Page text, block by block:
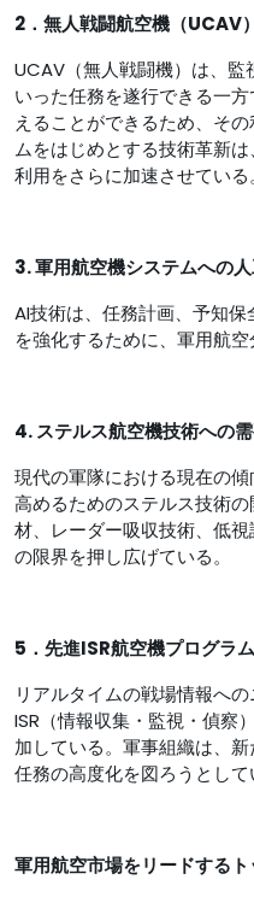
2．無人戦闘航空機（UCAV
UCAV（無人戦闘機）は、監
いった任務を遂行できる一
えることができるため、そ
ムをはじめとする技術革新
利用をさらに加速させている。
3. 軍用航空機システムへの
AI技術は、任務計画、予知
を強化するために、軍用航空
4. ステルス航空機技術への
現代の軍隊における現在の
高めるためのステルス技術
材、レーダー吸収技術、低
の限界を押し広げている。
5．先進ISR航空機プログラ
リアルタイムの戦場情報へ
ISR（情報収集・監視・偵察
加している。軍事組織は、
任務の高度化を図ろうとして
軍用航空市場をリードする